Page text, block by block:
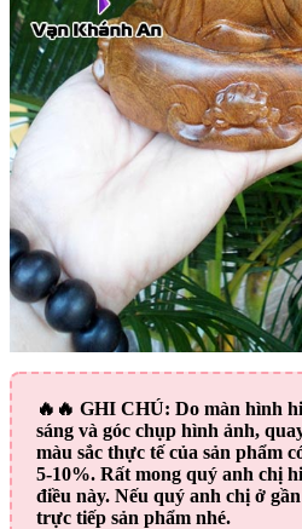
🔥🔥 GHI CHÚ: Do màn hình
sáng và góc chụp hình ảnh,
màu sắc thực tế của sản phẩm
5-10%. Rất mong quý anh chị
điều này. Nếu quý anh chị ở
trực tiếp sản phẩm nhé.